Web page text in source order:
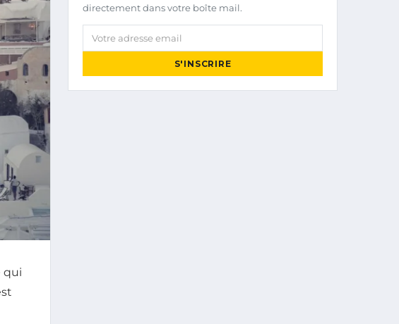
qui
directement dans votre boîte mail.
Votre adresse email
S'INSCRIRE